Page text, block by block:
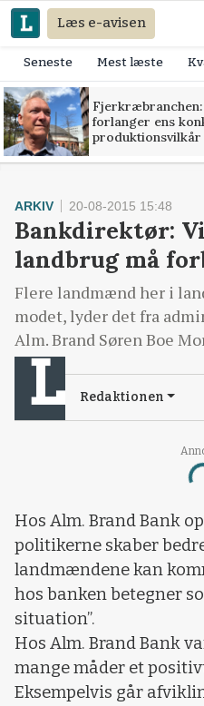
Læs e-avisen
Seneste Mest læste
forlanger ens
produktionsvilkår
ARKIV 20-08-2015 15:48
Bankdirektør:
landbrug må
Flere landmænd her i
modet, lyder det fra
Alm. Brand Søren Boe
Redaktionen
Hos Alm. Brand Bank
politikerne skaber
landmændene kan
hos banken betegner
situation”.
Hos Alm. Brand Bank
mange måder et
Eksempelvis går